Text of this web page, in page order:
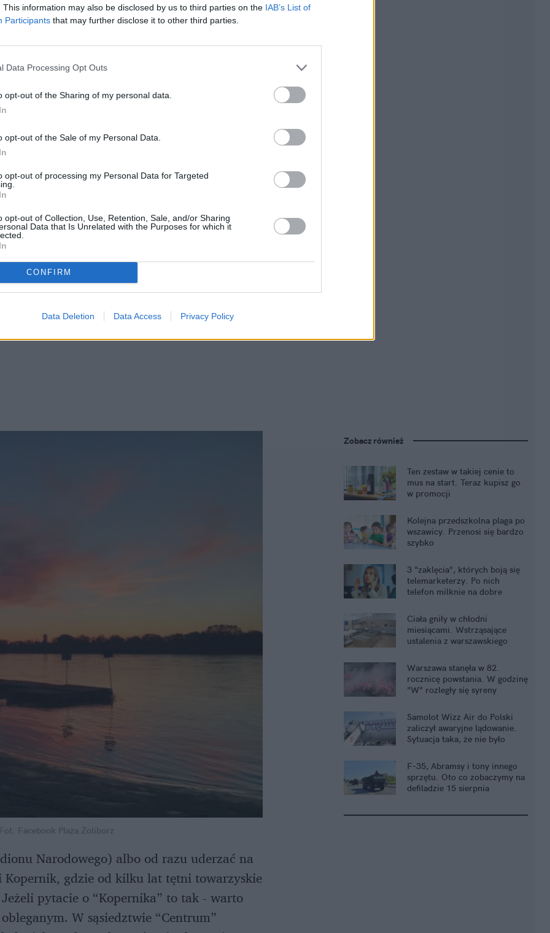
This information may also be disclosed by us to third parties on the IAB’s List of
Participants that may further disclose it to other third parties.
Data Processing Opt Outs
opt-out of the Sharing of my personal data.
opt-out of the Sale of my Personal Data.
opt-out of processing my Personal Data for Targeted
opt-out of Collection, Use, Retention, Sale, and/or Sharing
Data that Is Unrelated with the Purposes for which it
CONFIRM
Data Deletion Data Access Privacy Policy
Fot. Facebook Plaża Żoliborz
Narodowego) albo od razu uderzać na
Kopernik, gdzie od kilku lat tętni towarzyskie
pytacie o “Kopernika” to tak - warto
W sąsiedztwie “Centrum”
Zobacz również
Ten zestaw w takiej cenie to
mus na start. Teraz kupisz go
w promocji
Kolejna przedszkolna plaga po
wszawicy. Przenosi się bardzo
szybko
3 "zaklęcia", których boją się
telemarketerzy. Po nich
telefon milknie na dobre
Ciała gniły w chłodni
miesiącami. Wstrząsające
ustalenia z warszawskiego
Warszawa stanęła w 82.
rocznicę powstania. W godzinę
"W" rozległy się syreny
Samolot Wizz Air do Polski
zaliczył awaryjne lądowanie.
Sytuacja taka, że nie było
F-35, Abramsy i tony innego
sprzętu. Oto co zobaczymy na
defiladzie 15 sierpnia